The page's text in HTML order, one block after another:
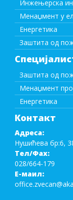
Инжењерска
Менаџмент у
Енергетика
Заштита од
Заштита од
Менаџмент
Енергетика
Контакт
Адреса:
Нушићева бр:6,
Тел/Фаx:
028/664-179
Е-маил: